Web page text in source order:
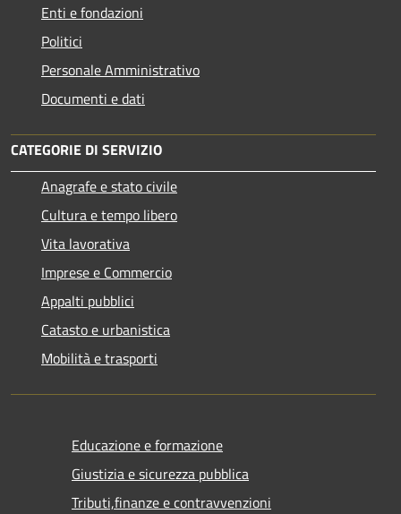
Enti e fondazioni
Politici
Personale Amministrativo
Documenti e dati
CATEGORIE DI SERVIZIO
Anagrafe e stato civile
Cultura e tempo libero
Vita lavorativa
Imprese e Commercio
Appalti pubblici
Catasto e urbanistica
Mobilità e trasporti
Educazione e formazione
Giustizia e sicurezza pubblica
Tributi,finanze e contravvenzioni